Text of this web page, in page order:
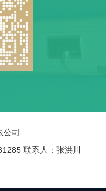
公司
联系人：张洪川